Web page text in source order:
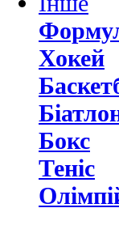
Хокей
Бокс
Теніс